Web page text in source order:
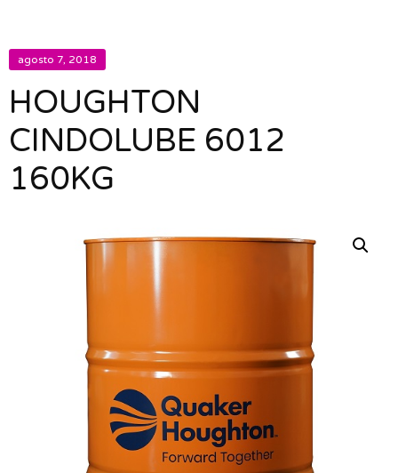
agosto 7, 2018
HOUGHTON
CINDOLUBE 6012
160KG